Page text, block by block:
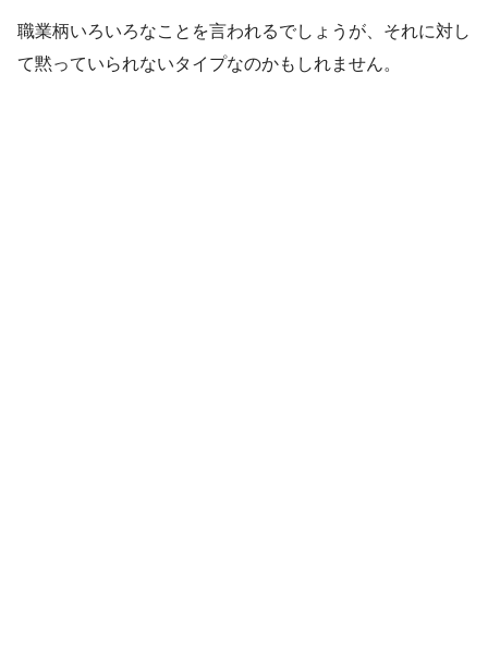
職業柄いろいろなことを言われるでしょうが、それに対し
て黙っていられないタイプなのかもしれません。